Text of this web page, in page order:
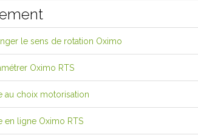
le sens de rotation Oximo
Oximo RTS
au choix motorisation
en ligne Oximo RTS